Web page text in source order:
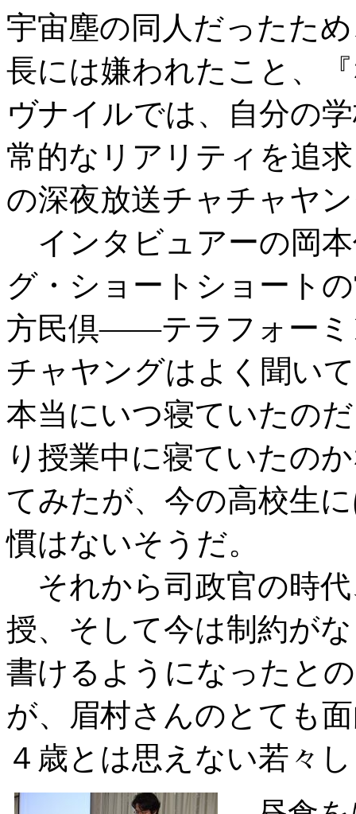
宇宙塵の同人だったた
長には嫌われたこと、
ヴナイルでは、自分の
常的なリアリティを追
の深夜放送チャチャヤ
インタビュアーの岡
グ・ショートショート
方民倶――テラフォーミ
チャヤングはよく聞い
本当にいつ寝ていたの
り授業中に寝ていたの
てみたが、今の高校生
慣はないそうだ。
それから司政官の時代
授、そして今は制約が
書けるようになったと
が、眉村さんのとても
４歳とは思えない若々